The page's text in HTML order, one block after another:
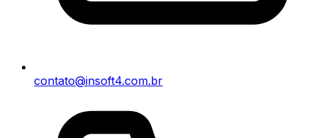
contato@insoft4.com.br